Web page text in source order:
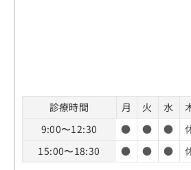
診療時間 月 火 水
9:00〜12:30
● ● ●
15:00〜18:30
● ● ●